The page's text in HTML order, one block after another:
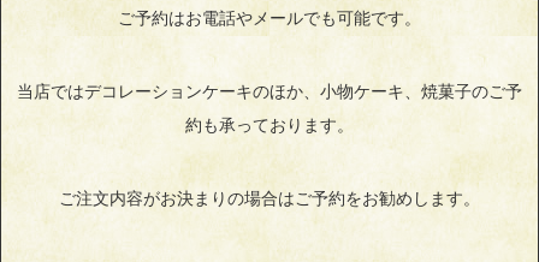
ご予約はお電話やメールでも可能です。
当店ではデコレーションケーキのほか、小物ケーキ、焼菓子のご予
約も承っております。
ご注文内容がお決まりの場合はご予約をお勧めします。